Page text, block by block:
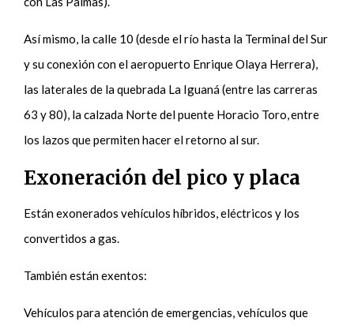
Así mismo, la calle 10 (desde el río hasta la Terminal del Sur
y su conexión con el aeropuerto Enrique Olaya Herrera),
las laterales de la quebrada La Iguaná (entre las carreras
63 y 80), la calzada Norte del puente Horacio Toro, entre
los lazos que permiten hacer el retorno al sur.
Exoneración del pico y placa
Están exonerados vehículos híbridos, eléctricos y los
convertidos a gas.
También están exentos:
Vehículos para atención de emergencias, vehículos que